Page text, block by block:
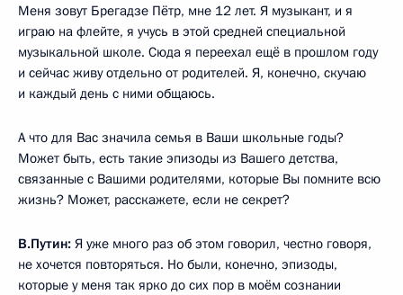
Меня зовут Брегадзе Пётр, мне 12 лет. Я музыкант, и я
играю на флейте, я учусь в этой средней специальной
музыкальной школе. Сюда я переехал ещё в прошлом году
и сейчас живу отдельно от родителей. Я, конечно, скучаю
и каждый день с ними общаюсь.
А что для Вас значила семья в Ваши школьные годы?
Может быть, есть такие эпизоды из Вашего детства,
связанные с Вашими родителями, которые Вы помните всю
жизнь? Может, расскажете, если не секрет?
В.Путин: Я уже много раз об этом говорил, честно говоря,
не хочется повторяться. Но были, конечно, эпизоды,
которые у меня так ярко до сих пор в моём сознании